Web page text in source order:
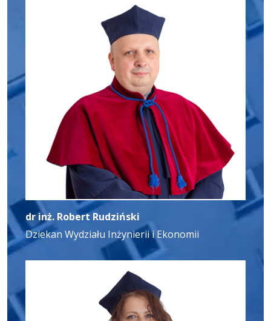
dr inż. Robert Rudziński
Dziekan Wydziału Inżynierii i Ekonomii